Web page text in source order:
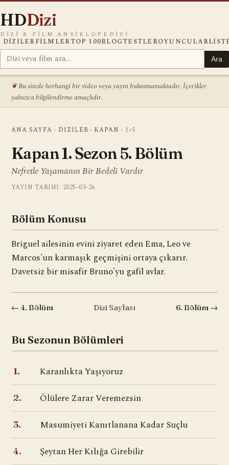
HDDizi
DIZI & FILM ANSIKLOPEDISI
DIZILERFILMLERTOP 100BLOGTESTLEROYUNCULAR
Ara
Bu sitede herhangi bir video veya yayın bulunmamaktadır. İçerikler
yalnızca bilgilendirme amaçlıdır.
ANA SAYFA › DIZILER › KAPAN › 1×5
Kapan 1. Sezon 5. Bölüm
Nefretle Yaşamanın Bir Bedeli Vardır
YAYIN TARIHI: 2025-03-26
Bölüm Konusu
Briguel ailesinin evini ziyaret eden Ema, Leo ve
Marcos'un karmaşık geçmişini ortaya çıkarır.
Davetsiz bir misafir Bruno'yu gafil avlar.
← 4. Bölüm Dizi Sayfası 6. Bölüm →
Bu Sezonun Bölümleri
1. Karanlıkta Yaşıyoruz
2. Ölülere Zarar Veremezsin
3. Masumiyeti Kanıtlanana Kadar Suçlu
4. Şeytan Her Kılığa Girebilir